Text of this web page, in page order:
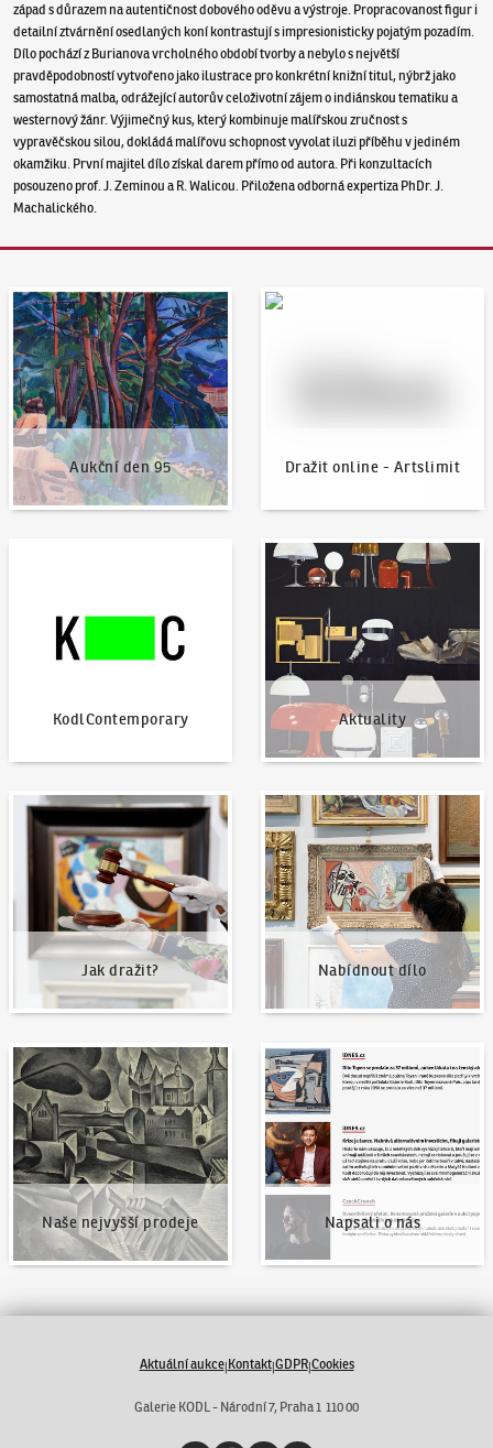
západ s důrazem na autentičnost dobového oděvu a výstroje. Propracovanost figur i
detailní ztvárnění osedlaných koní kontrastují s impresionisticky pojatým pozadím.
Dílo pochází z Burianova vrcholného období tvorby a nebylo s největší
pravděpodobností vytvořeno jako ilustrace pro konkrétní knižní titul, nýbrž jako
samostatná malba, odrážející autorův celoživotní zájem o indiánskou tematiku a
westernový žánr. Výjimečný kus, který kombinuje malířskou zručnost s
vypravěčskou silou, dokládá malířovu schopnost vyvolat iluzi příběhu v jediném
okamžiku. První majitel dílo získal darem přímo od autora. Při konzultacích
posouzeno prof. J. Zeminou a R. Walicou. Přiložena odborná expertiza PhDr. J.
Machalického.
Aukční den 95
Aukční den 95
Dražit online - Artslimit
Dražit online - Artslimit
KodlContemporary Aktuality
Aktuality
Jak dražit?
Jak dražit?
Nabídnout dílo
Nabídnout dílo
Naše nejvyšší prodeje
Naše nejvyšší prodeje
Napsali o nás
Napsali o nás
Aktuální aukce|Kontakt|GDPR|Cookies
Galerie KODL - Národní 7, Praha 1 110 00